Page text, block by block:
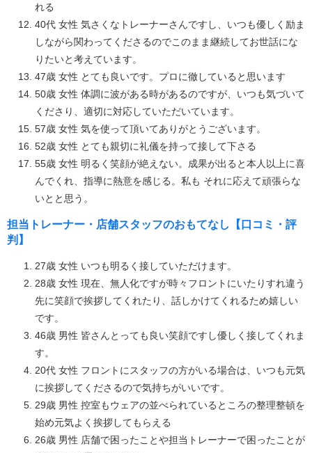
れる
40代 女性 気さくなトレーナーさんですし、いつも優しく励ま
しながら関わってくださるのでこのまま継続してお世話にな
りたいと考えています。
47歳 女性 とても良いです。プロに徹していると思います
50歳 女性 体調に波がある時があるのですが、いつも気づいて
くださり、適切に対応していただいています。
57歳 女性 気を使って頂いてありがとうございます。
52歳 女性 とても親切に礼儀を持って接して下さる
55歳 女性 明るく笑顔が絶えない。成果が出ると本人以上に喜
んでくれ、指導に熱意を感じる。私も それに応えて頑張らな
いとと思う。
担当トレーナー・店舗スタッフのおもてなし【口コミ・評
判】
27歳 女性 いつも明るく接していただけます。
28歳 女性 現在、無人化ですが時々フロントにいたりすれ違う
先に笑顔で挨拶してくれたり、話しかけてくれるため嬉しい
です。
46歳 男性 皆さんとっても良い笑顔ですし優しく接してくれま
す。
20代 女性 フロントにスタッフの方がいる場合は、いつも元気
に挨拶してくださるので気持ちがいいです。
29歳 男性 控室もウェアの並べられているところの整理整頓を
始め元気よく挨拶してもらえる
26歳 男性 店舗で困ったことや担当トレーナーで困ったことが